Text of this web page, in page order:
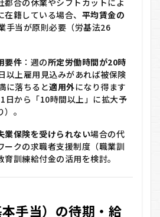
都合の休業やシフトカットによ
籍している場合、 平均賃金の
手当が原則必要（労基法26
要件 ：週の所定労働時間が20時
以上雇用見込みがあれば被保険
に落ちると適用外になり得ます
1日から「10時間以上」に拡大予
。
業保険を受けられない場合の代
ークの求職者支援制度（職業訓
訓練給付金の活用を検討。
手当）の待期・給